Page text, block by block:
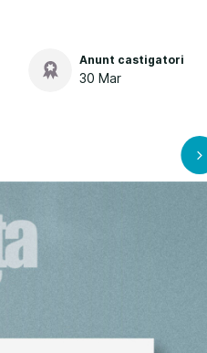
Anunt castigatori
30 Mar